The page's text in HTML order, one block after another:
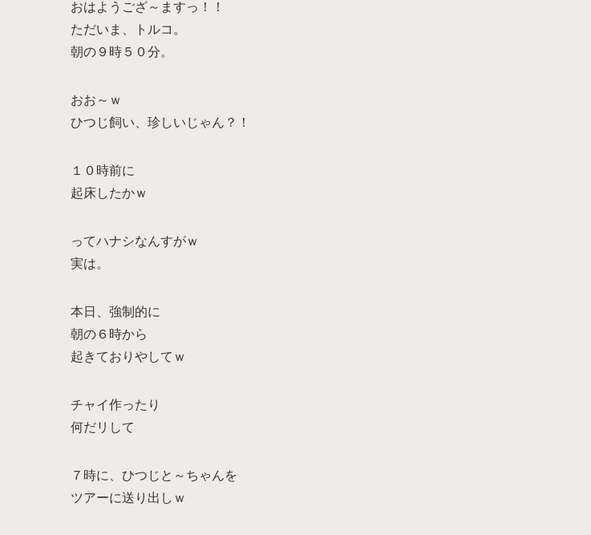
おはようござ～ますっ！！
ただいま、トルコ。
朝の９時５０分。
おお～ｗ
ひつじ飼い、珍しいじゃん？！
１０時前に
起床したかｗ
ってハナシなんすがｗ
実は。
本日、強制的に
朝の６時から
起きておりやしてｗ
チャイ作ったり
何だリして
７時に、ひつじと～ちゃんを
ツアーに送り出しｗ